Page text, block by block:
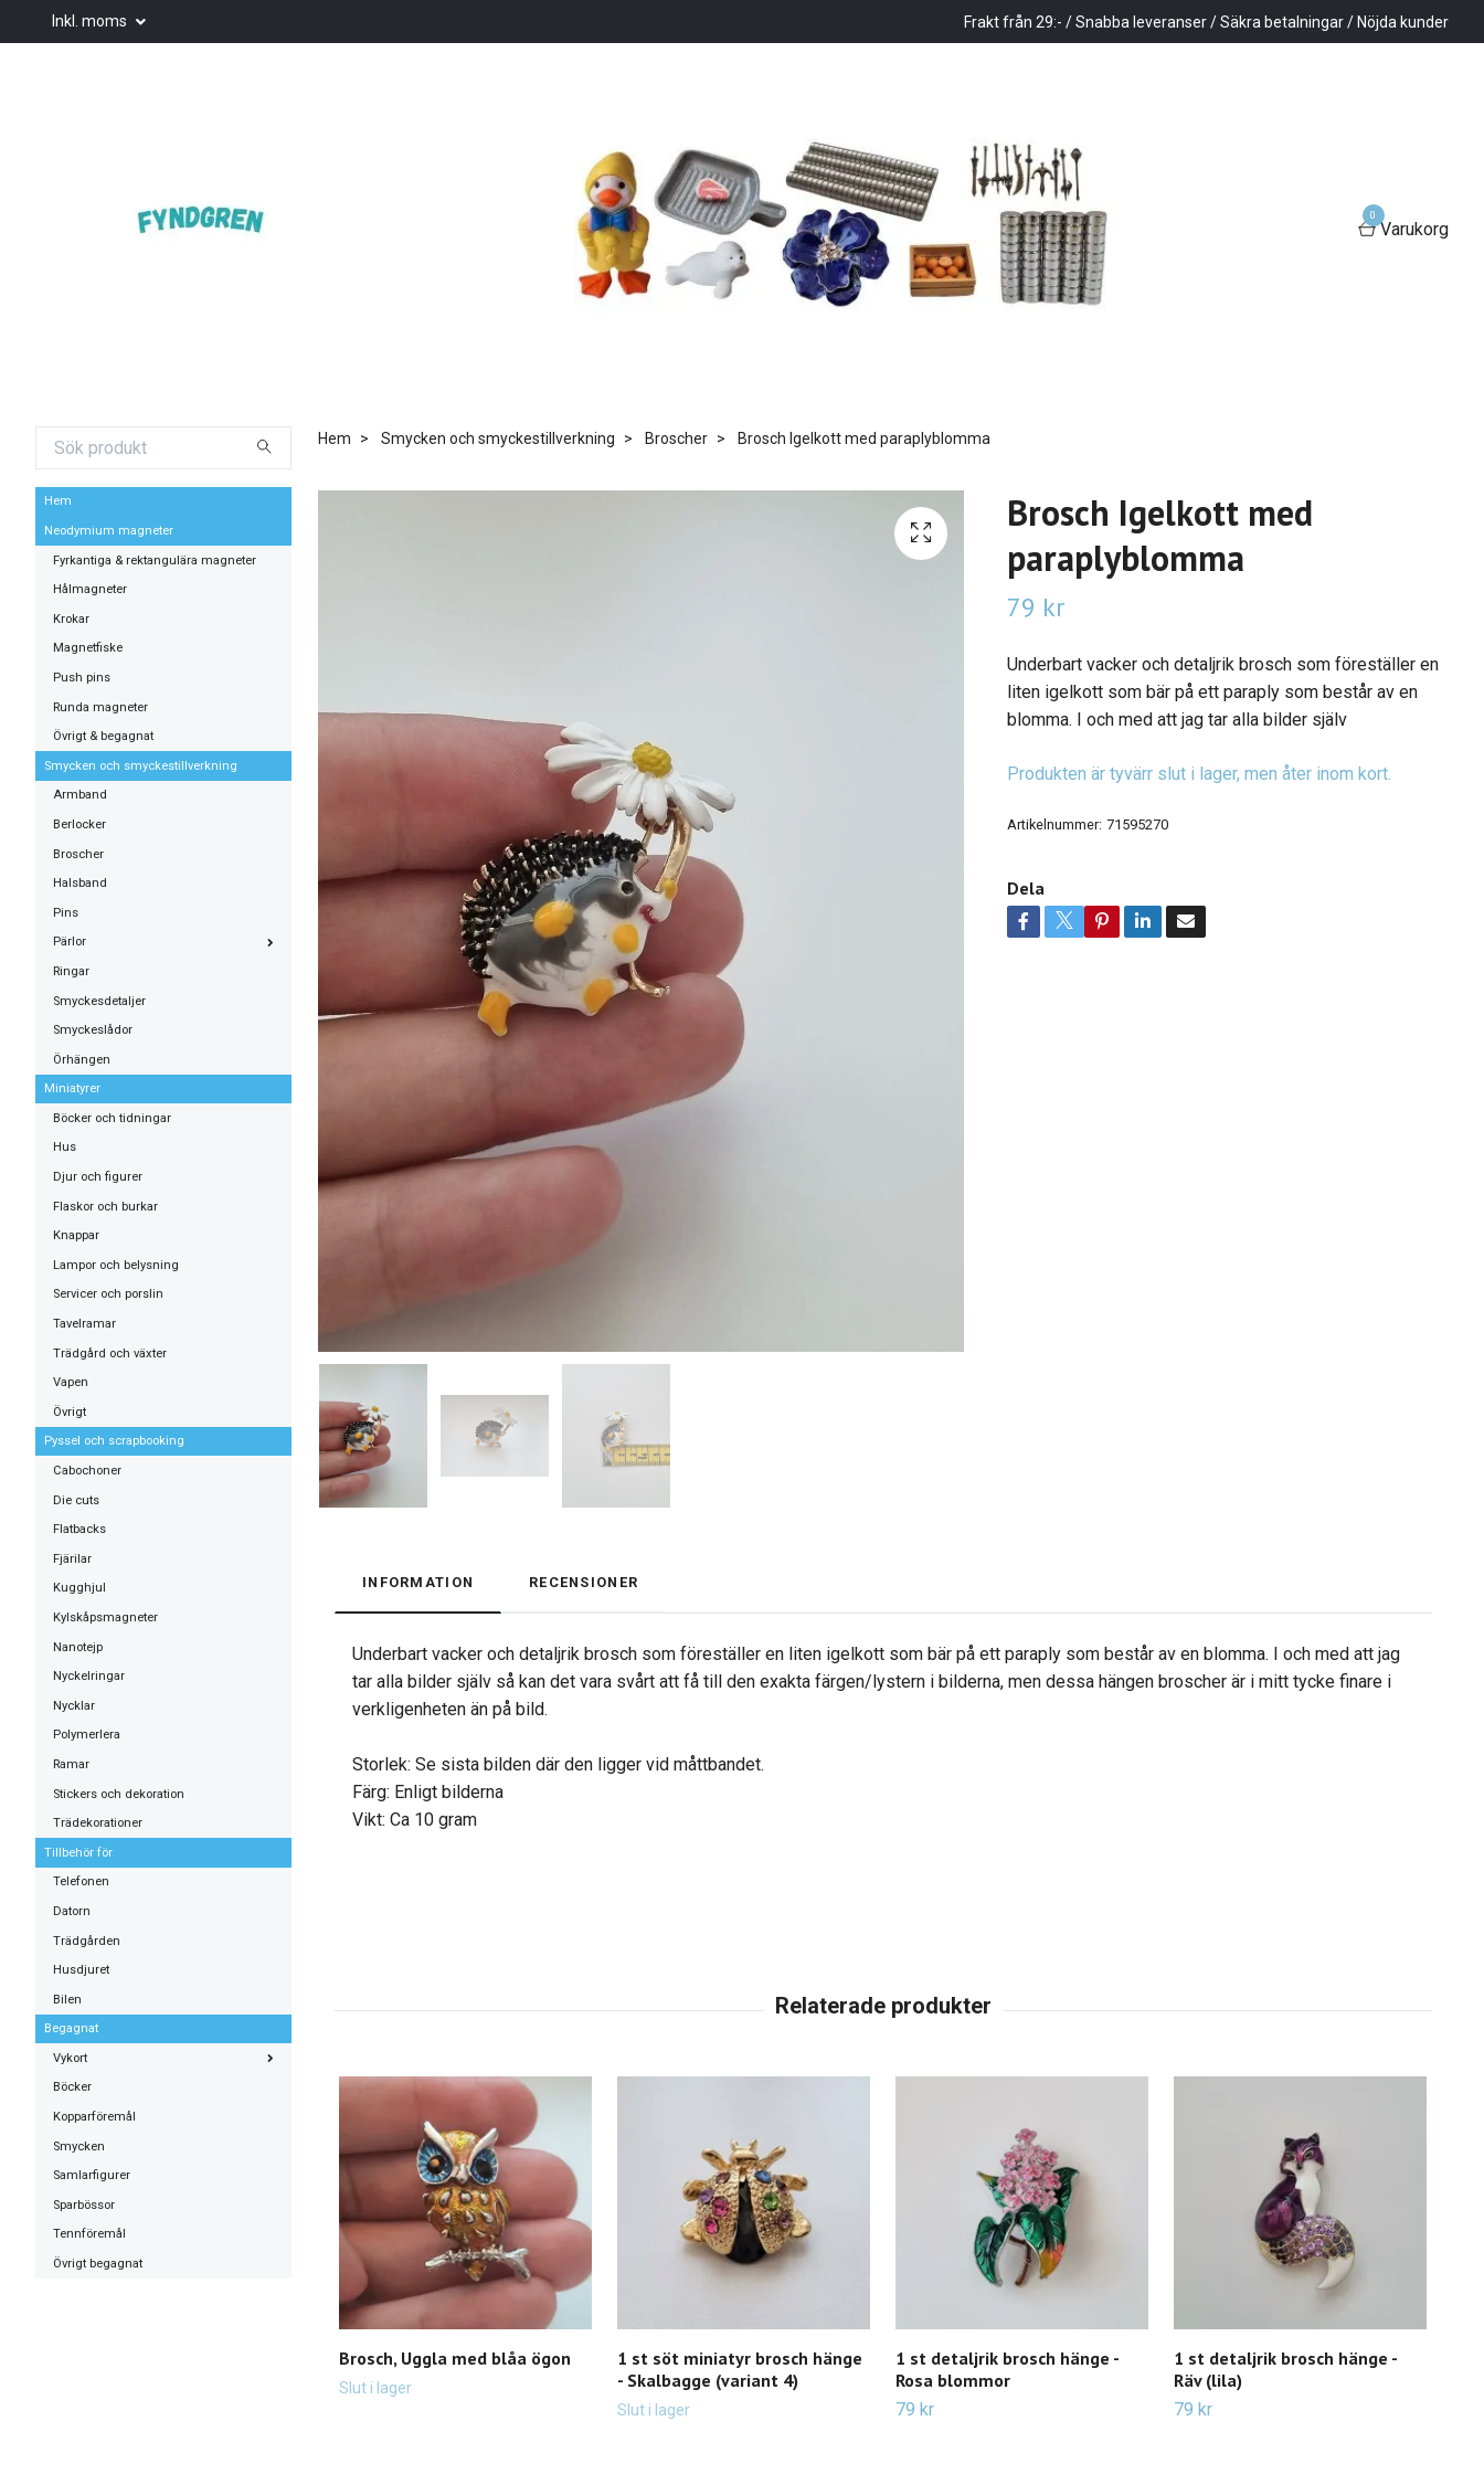
Inkl. moms Frakt från 29:- / Snabba leveranser / Säkra betalningar / Nöjda kunder
0
Varukorg
Hem
Neodymium magneter
Fyrkantiga & rektangulära magneter
Hålmagneter
Krokar
Magnetfiske
Push pins
Runda magneter
Övrigt & begagnat
Smycken och smyckestillverkning
Armband
Berlocker
Broscher
Halsband
Pins
Pärlor
Ringar
Smyckesdetaljer
Smyckeslådor
Örhängen
Miniatyrer
Böcker och tidningar
Hus
Djur och figurer
Flaskor och burkar
Knappar
Lampor och belysning
Servicer och porslin
Tavelramar
Trädgård och växter
Vapen
Övrigt
Pyssel och scrapbooking
Cabochoner
Die cuts
Flatbacks
Fjärilar
Kugghjul
Kylskåpsmagneter
Nanotejp
Nyckelringar
Nycklar
Polymerlera
Ramar
Stickers och dekoration
Trädekorationer
Tillbehör för
Telefonen
Datorn
Trädgården
Husdjuret
Bilen
Begagnat
Vykort
Böcker
Kopparföremål
Smycken
Samlarfigurer
Sparbössor
Tennföremål
Övrigt begagnat
Hem Smycken och smyckestillverkning Broscher Brosch Igelkott med paraplyblomma
Brosch Igelkott med
paraplyblomma
79 kr
Underbart vacker och detaljrik brosch som föreställer en
liten igelkott som bär på ett paraply som består av en
blomma. I och med att jag tar alla bilder själv
Produkten är tyvärr slut i lager, men åter inom kort.
Artikelnummer: 71595270
Dela
INFORMATION RECENSIONER
Underbart vacker och detaljrik brosch som föreställer en liten igelkott som bär på ett paraply som består av en blomma. I och med att jag
tar alla bilder själv så kan det vara svårt att få till den exakta färgen/lystern i bilderna, men dessa hängen broscher är i mitt tycke finare i
verkligenheten än på bild.
Storlek: Se sista bilden där den ligger vid måttbandet.
Färg: Enligt bilderna
Vikt: Ca 10 gram
Brosch, Uggla med blåa ögon
Slut i lager
1 st söt miniatyr brosch hänge
- Skalbagge (variant 4)
Slut i lager
1 st detaljrik brosch hänge -
Rosa blommor
79 kr
1 st detaljrik brosch hänge -
Räv (lila)
79 kr